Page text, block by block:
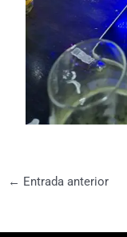
← Entrada anterior